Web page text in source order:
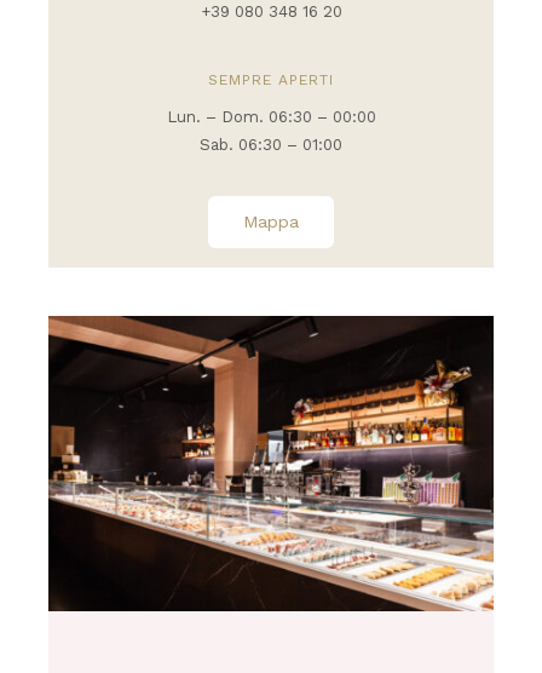
+39 080 348 16 20
SEMPRE APERTI
Lun. – Dom. 06:30 – 00:00
Sab. 06:30 – 01:00
Mappa